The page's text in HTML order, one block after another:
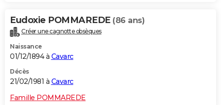
Eudoxie POMMAREDE (86 ans)
Créer une cagnotte obsèques
Naissance
01/12/1894 à Cavarc
Décès
21/02/1981 à Cavarc
Famille POMMAREDE